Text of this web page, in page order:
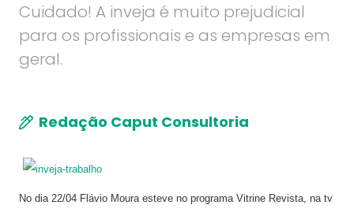
Cuidado! A inveja é muito prejudicial
para os profissionais e as empresas em
geral.
Redação Caput Consultoria
No dia 22/04 Flávio Moura esteve no programa Vitrine Revista, na tv